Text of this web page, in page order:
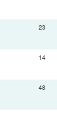
23
14
48